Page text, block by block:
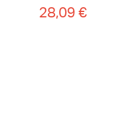
28,09 €